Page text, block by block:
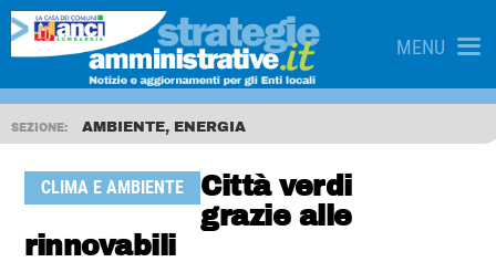
MENU
SEZIONE: AMBIENTE, ENERGIA
CLIMA E AMBIENTE
Città verdi
grazie alle
rinnovabili